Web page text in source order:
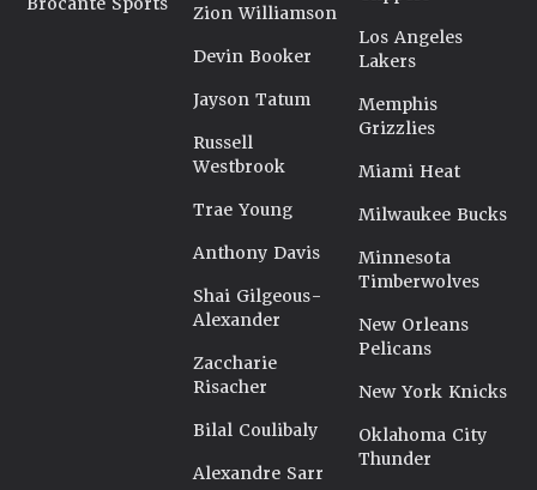
Zion Williamson
Devin Booker
Jayson Tatum
Russell
Westbrook
Trae Young
Anthony Davis
Shai Gilgeous-
Alexander
Zaccharie
Risacher
Bilal Coulibaly
Alexandre Sarr
Los Angeles
Lakers
Memphis
Grizzlies
Miami Heat
Milwaukee Bucks
Minnesota
Timberwolves
New Orleans
Pelicans
New York Knicks
Oklahoma City
Thunder